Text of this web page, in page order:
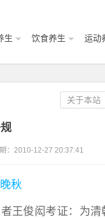
生 饮食养生 运动
：2010-12-27 20:37:41
俊闳考证：为清
关于本站